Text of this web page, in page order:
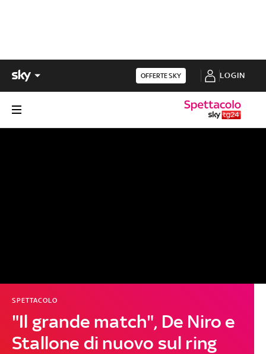
OFFERTE SKY LOGIN
"Il grande match", De Niro e
Stallone di nuovo sul ring
SPETTACOLO